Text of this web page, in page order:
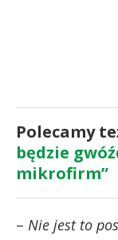
Polecamy
będzie
mikrofirm”
– Nie jest to